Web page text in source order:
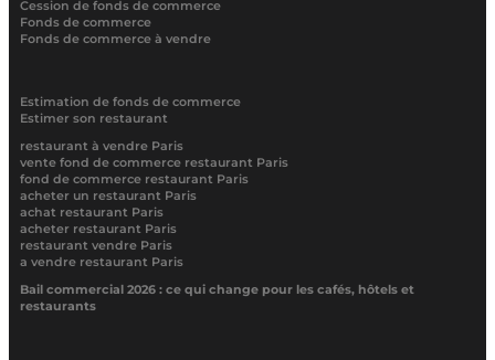
Cession de fonds de commerce
Fonds de commerce
Fonds de commerce à vendre
Estimation de fonds de commerce
Estimer son restaurant
restaurant à vendre Paris
vente fond de commerce restaurant Paris
fond de commerce restaurant Paris
acheter un restaurant Paris
achat restaurant Paris
acheter restaurant Paris
restaurant vendre Paris
a vendre restaurant Paris
Bail commercial 2026 : ce qui change pour les cafés, hôtels et
restaurants